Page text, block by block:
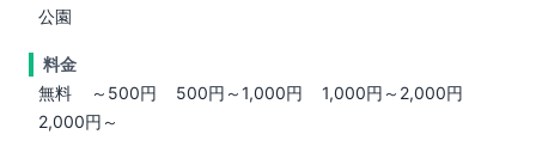
公園
料金
無料
～500円 500円～1,000円
1,000円～2,000円
2,000円～